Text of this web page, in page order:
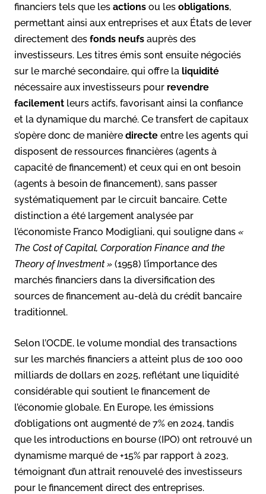
financiers tels que les actions ou les obligations,
permettant ainsi aux entreprises et aux États de lever
directement des fonds neufs auprès des
investisseurs. Les titres émis sont ensuite négociés
sur le marché secondaire, qui offre la liquidité
nécessaire aux investisseurs pour revendre
facilement leurs actifs, favorisant ainsi la confiance
et la dynamique du marché. Ce transfert de capitaux
s’opère donc de manière directe entre les agents qui
disposent de ressources financières (agents à
capacité de financement) et ceux qui en ont besoin
(agents à besoin de financement), sans passer
systématiquement par le circuit bancaire. Cette
distinction a été largement analysée par
l’économiste Franco Modigliani, qui souligne dans «
The Cost of Capital, Corporation Finance and the
Theory of Investment » (1958) l’importance des
marchés financiers dans la diversification des
sources de financement au-delà du crédit bancaire
traditionnel.
Selon l’OCDE, le volume mondial des transactions
sur les marchés financiers a atteint plus de 100 000
milliards de dollars en 2025, reflétant une liquidité
considérable qui soutient le financement de
l’économie globale. En Europe, les émissions
d’obligations ont augmenté de 7% en 2024, tandis
que les introductions en bourse (IPO) ont retrouvé un
dynamisme marqué de +15% par rapport à 2023,
témoignant d’un attrait renouvelé des investisseurs
pour le financement direct des entreprises.